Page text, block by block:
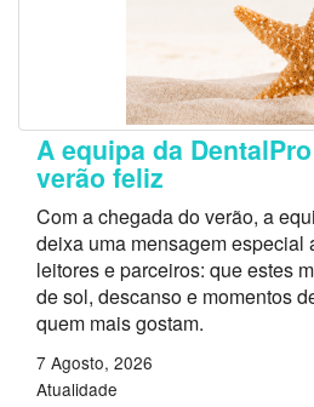
A equipa da
verão feliz
Com a chegada do verão, a
deixa uma mensagem especial
leitores e parceiros: que estes
de sol, descanso e momentos
quem mais gostam.
7 Agosto, 2026
Atualidade